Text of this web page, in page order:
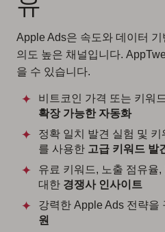
Apple Ads은 속도와 데이터
의도 높은 채널입니다.
을 수 있습니다.
비트코인 가격 또는 키워
확장 가능한 자동화
정확 일치 발견 실험 및
를 사용한 고급 키워드 발
유료 키워드, 노출 점유율,
대한 경쟁사 인사이트
강력한 Apple Ads 전략을
원